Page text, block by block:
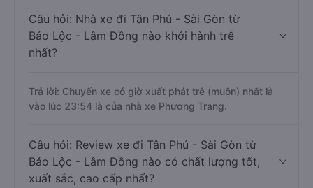
Câu hỏi: Nhà xe đi Tân Phú - Sài Gòn từ
Bảo Lộc - Lâm Đồng nào khởi hành trễ
nhất?
Trả lời: Chuyến xe có giờ xuất phát trễ (muộn) nhất là
vào lúc 23:54 là của nhà xe Phương Trang.
Câu hỏi: Review xe đi Tân Phú - Sài Gòn từ
Bảo Lộc - Lâm Đồng nào có chất lượng tốt,
xuất sắc, cao cấp nhất?